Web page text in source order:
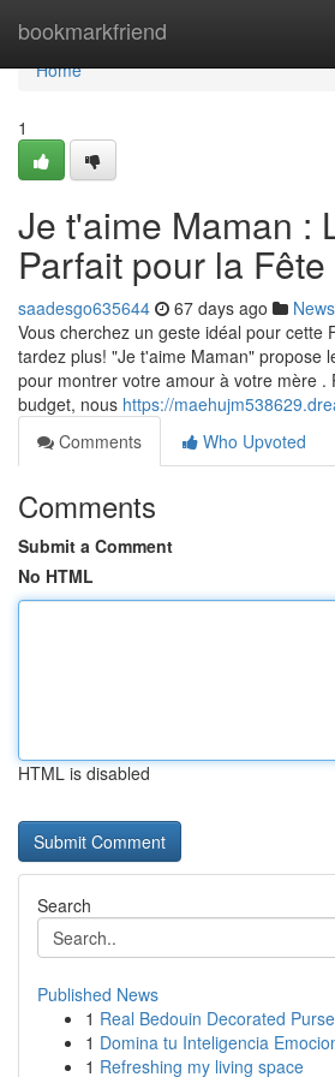
bookmarkfriend
Home
Home
1
Je t'aime Maman :
Parfait pour la
saadesgo635644 67 days ago News
Vous cherchez un geste idéal pour cette
tardez plus! "Je t'aime Maman" propose
pour montrer votre amour à votre mère .
budget, nous https://
Comments
Who Upvoted
Comments
Submit a Comment
No HTML
HTML is disabled
Search
Published News
1 Real Bedouin Decorated
1 Domina tu Inteligencia
1 Refreshing my living space